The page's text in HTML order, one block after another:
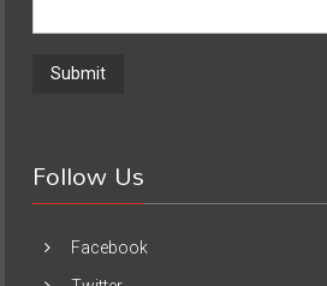
Follow Us
Facebook